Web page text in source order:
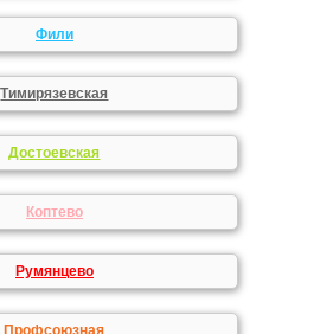
Фили
Тимирязевская
Достоевская
Коптево
Румянцево
Профсоюзная